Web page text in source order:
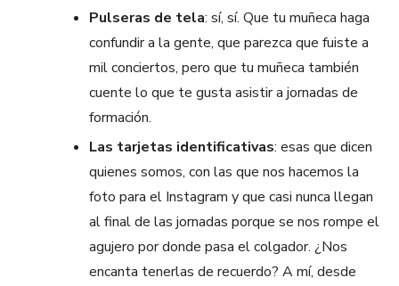
Pulseras de tela: sí, sí. Que tu muñeca haga
confundir a la gente, que parezca que fuiste a
mil conciertos, pero que tu muñeca también
cuente lo que te gusta asistir a jornadas de
formación.
Las tarjetas identificativas: esas que dicen
quienes somos, con las que nos hacemos la
foto para el Instagram y que casi nunca llegan
al final de las jornadas porque se nos rompe el
agujero por donde pasa el colgador. ¿Nos
encanta tenerlas de recuerdo? A mí, desde